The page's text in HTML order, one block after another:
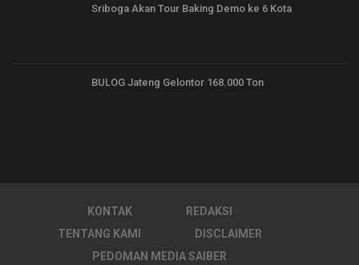
Sriboga Akan Tour Baking Demo ke 6 Kota
BULOG Jateng Gelontor 168.000 Ton
KONTAK
REDAKSI
TENTANG KAMI
DISCLAIMER
PEDOMAN MEDIA SAIBER